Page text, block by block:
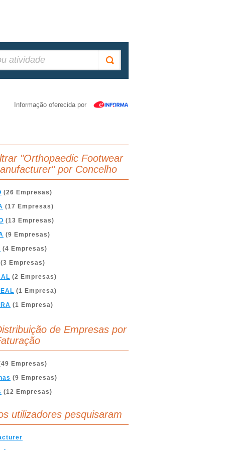
Informação oferecida por
"Orthopaedic Footwear
por Concelho
(26 Empresas)
(17 Empresas)
(13 Empresas)
(9 Empresas)
(4 Empresas)
(3 Empresas)
(2 Empresas)
(1 Empresa)
(1 Empresa)
de Empresas por
Empresas)
(9 Empresas)
(12 Empresas)
utilizadores pesquisaram